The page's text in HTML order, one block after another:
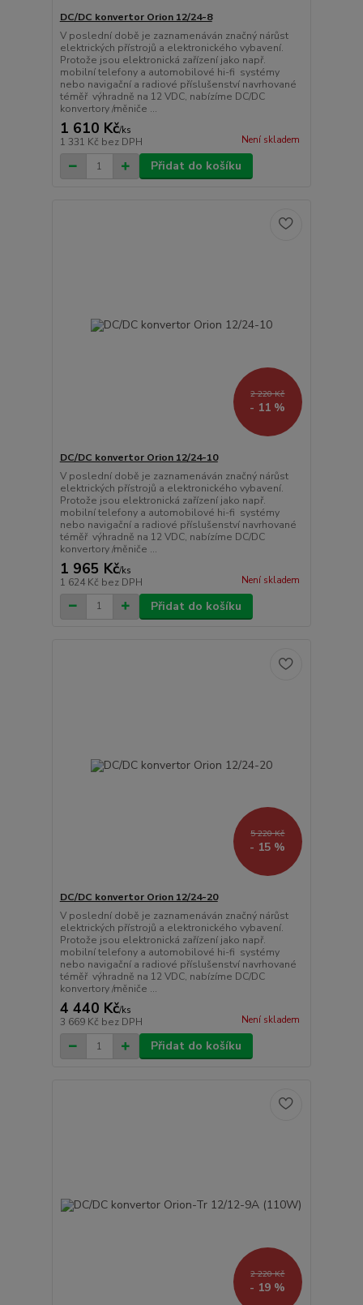
DC/DC konvertor Orion 12/24-8
V poslední době je zaznamenáván značný nárůst
elektrických přístrojů a elektronického vybavení.
Protože jsou elektronická zařízení jako např.
mobilní telefony a automobilové hi-fi systémy
nebo navigační a radiové příslušenství navrhované
téměř výhradně na 12 VDC, nabízíme DC/DC
konvertory /měniče ...
1 610 Kč/ks
1 331 Kč bez DPH Není skladem
Přidat do košíku
2 220 Kč
- 11 %
DC/DC konvertor Orion 12/24-10
V poslední době je zaznamenáván značný nárůst
elektrických přístrojů a elektronického vybavení.
Protože jsou elektronická zařízení jako např.
mobilní telefony a automobilové hi-fi systémy
nebo navigační a radiové příslušenství navrhované
téměř výhradně na 12 VDC, nabízíme DC/DC
konvertory /měniče ...
1 965 Kč/ks
1 624 Kč bez DPH Není skladem
Přidat do košíku
5 220 Kč
- 15 %
DC/DC konvertor Orion 12/24-20
V poslední době je zaznamenáván značný nárůst
elektrických přístrojů a elektronického vybavení.
Protože jsou elektronická zařízení jako např.
mobilní telefony a automobilové hi-fi systémy
nebo navigační a radiové příslušenství navrhované
téměř výhradně na 12 VDC, nabízíme DC/DC
konvertory /měniče ...
4 440 Kč/ks
3 669 Kč bez DPH Není skladem
Přidat do košíku
2 220 Kč
- 19 %